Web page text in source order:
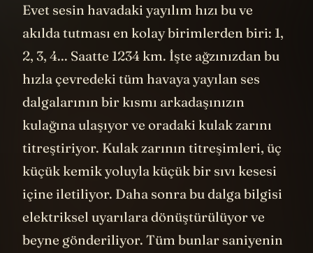
Evet sesin havadaki yayılım hızı bu ve
akılda tutması en kolay birimlerden biri: 1,
2, 3, 4... Saatte 1234 km. İşte ağzınızdan bu
hızla çevredeki tüm havaya yayılan ses
dalgalarının bir kısmı arkadaşınızın
kulağına ulaşıyor ve oradaki kulak zarını
titreştiriyor. Kulak zarının titreşimleri, üç
küçük kemik yoluyla küçük bir sıvı kesesi
içine iletiliyor. Daha sonra bu dalga bilgisi
elektriksel uyarılara dönüştürülüyor ve
beyne gönderiliyor. Tüm bunlar saniyenin